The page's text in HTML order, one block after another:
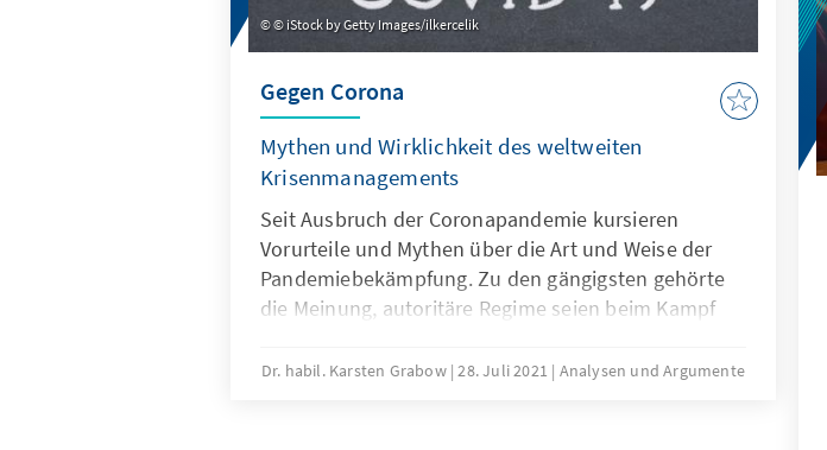
© iStock by Getty Images/ilkercelik
Gegen Corona
Mythen und Wirklichkeit des weltweiten
Krisenmanagements
Seit Ausbruch der Coronapandemie kursieren
Vorurteile und Mythen über die Art und Weise der
Pandemiebekämpfung. Zu den gängigsten gehörte
die Meinung, autoritäre Regime seien beim Kampf
Argumente wird jedoch gezeigt: Es gibt keine Belege
Dr. habil. Karsten Grabow 28. Juli 2021 Analysen und Argumente